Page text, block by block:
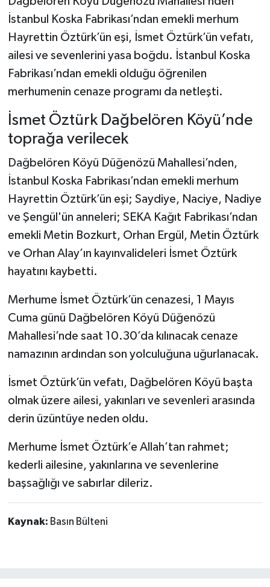
İstanbul Koska Fabrikası’ndan emekli merhum
Hayrettin Öztürk’ün eşi, İsmet Öztürk’ün vefatı,
ailesi ve sevenlerini yasa boğdu. İstanbul Koska
Fabrikası’ndan emekli olduğu öğrenilen
merhumenin cenaze programı da netleşti.
İsmet Öztürk Dağbelören Köyü’nde
toprağa verilecek
Dağbelören Köyü Düğenözü Mahallesi’nden,
İstanbul Koska Fabrikası’ndan emekli merhum
Hayrettin Öztürk’ün eşi; Saydiye, Naciye, Nadiye
ve Şengül'ün anneleri; SEKA Kağıt Fabrikası’ndan
emekli Metin Bozkurt, Orhan Ergül, Metin Öztürk
ve Orhan Alay’ın kayınvalideleri İsmet Öztürk
hayatını kaybetti.
Merhume İsmet Öztürk’ün cenazesi, 1 Mayıs
Cuma günü Dağbelören Köyü Düğenözü
Mahallesi’nde saat 10.30’da kılınacak cenaze
namazının ardından son yolculuğuna uğurlanacak.
İsmet Öztürk’ün vefatı, Dağbelören Köyü başta
olmak üzere ailesi, yakınları ve sevenleri arasında
derin üzüntüye neden oldu.
Merhume İsmet Öztürk’e Allah’tan rahmet;
kederli ailesine, yakınlarına ve sevenlerine
başsağlığı ve sabırlar dileriz.
Kaynak: Basın Bülteni
Şenpazar Haberleri
Seydiler Haberleri
Taşköprü Haberleri
Karadeniz Haberleri
Ulusal Haberler
Teknoloji Haberleri
Siyaset Haberleri
Dünya Haberleri
Yerel Haberler